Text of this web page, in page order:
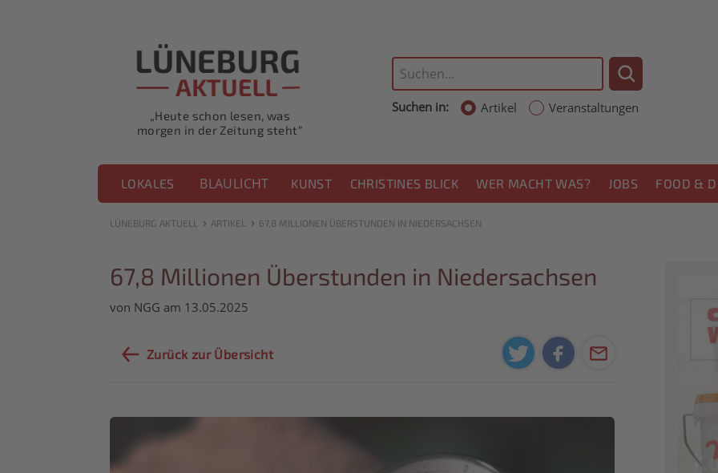
„Heute schon lesen, was
morgen in der Zeitung steht“
Suchen in: Artikel Veranstaltungen
LOKALES BLAULICHT KUNST CHRISTINES BLICK WER MACHT WAS? JOBS FOOD &
LÜNEBURG AKTUELL › ARTIKEL › 67,8 MILLIONEN ÜBERSTUNDEN IN NIEDERSACHSEN
67,8 Millionen Überstunden in Niedersachsen
von NGG am 13.05.2025
Zurück zur Übersicht